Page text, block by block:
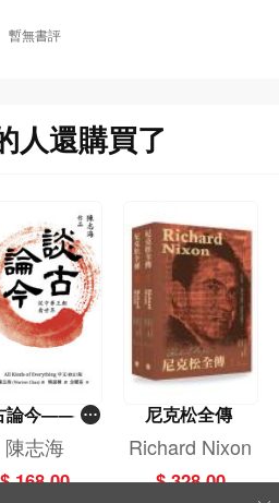
暫無書評
人還購買了
論今——從
王朝看世界
陳志海
$ 168.00
尼克松全傳
Richard Nixon
$ 328.00